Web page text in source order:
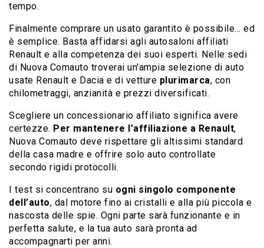
tempo.
Finalmente comprare un usato garantito è possibile… ed
è semplice. Basta affidarsi agli autosaloni affiliati
Renault e alla competenza dei suoi esperti. Nelle sedi
di Nuova Comauto troverai un’ampia selezione di auto
usate Renault e Dacia e di vetture plurimarca, con
chilometraggi, anzianità e prezzi diversificati.
Scegliere un concessionario affiliato significa avere
certezze. Per mantenere l’affiliazione a Renault,
Nuova Comauto deve rispettare gli altissimi standard
della casa madre e offrire solo auto controllate
secondo rigidi protocolli.
I test si concentrano su ogni singolo componente
dell’auto, dal motore fino ai cristalli e alla più piccola e
nascosta delle spie. Ogni parte sarà funzionante e in
perfetta salute, e la tua auto sarà pronta ad
accompagnarti per anni.